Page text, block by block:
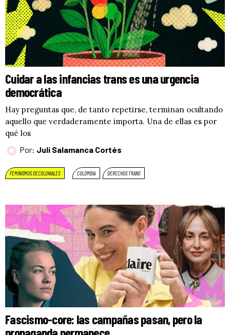
Cuidar a las infancias trans es una urgencia
democrática
Hay preguntas que, de tanto repetirse, terminan ocultando
aquello que verdaderamente importa. Una de ellas es por
qué los
Por: Juli Salamanca Cortés
FEMINISMOS DECOLONIALES COLOMBIA DERECHOS TRANS
Fascismo-core: las campañas pasan, pero la